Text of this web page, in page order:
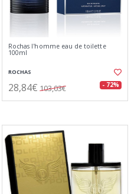
Rochas l'homme eau de toilette
100ml
ROCHAS
28,84€ 103,03€ - 72%